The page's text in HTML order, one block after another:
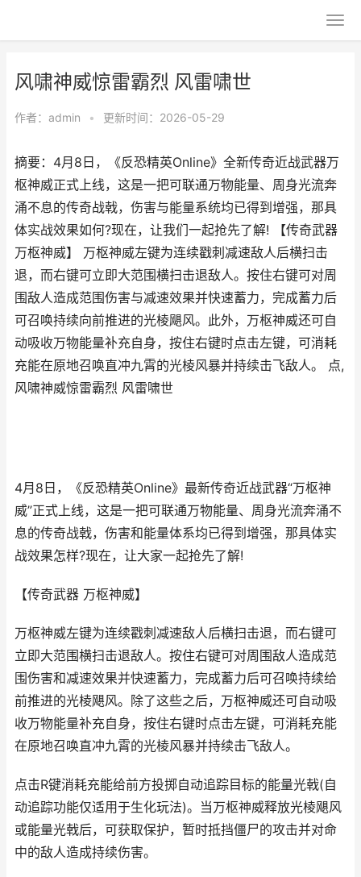
风啸神威惊雷霸烈 风雷啸世
作者： admin • 更新时间：2026-05-29
摘要：4月8日，《反恐精英Online》全新传奇近战武器万
枢神威正式上线，这是一把可联通万物能量、周身光流奔
涌不息的传奇战戟，伤害与能量系统均已得到增强，那具
体实战效果如何?现在，让我们一起抢先了解! 【传奇武器
万枢神威】 万枢神威左键为连续戳刺减速敌人后横扫击
退，而右键可立即大范围横扫击退敌人。按住右键可对周
围敌人造成范围伤害与减速效果并快速蓄力，完成蓄力后
可召唤持续向前推进的光棱飓风。此外，万枢神威还可自
动吸收万物能量补充自身，按住右键时点击左键，可消耗
充能在原地召唤直冲九霄的光棱风暴并持续击飞敌人。 点,
风啸神威惊雷霸烈 风雷啸世
4月8日，《反恐精英Online》最新传奇近战武器“万枢神
威”正式上线，这是一把可联通万物能量、周身光流奔涌不
息的传奇战戟，伤害和能量体系均已得到增强，那具体实
战效果怎样?现在，让大家一起抢先了解!
【传奇武器 万枢神威】
万枢神威左键为连续戳刺减速敌人后横扫击退，而右键可
立即大范围横扫击退敌人。按住右键可对周围敌人造成范
围伤害和减速效果并快速蓄力，完成蓄力后可召唤持续给
前推进的光棱飓风。除了这些之后，万枢神威还可自动吸
收万物能量补充自身，按住右键时点击左键，可消耗充能
在原地召唤直冲九霄的光棱风暴并持续击飞敌人。
点击R键消耗充能给前方投掷自动追踪目标的能量光戟(自
动追踪功能仅适用于生化玩法)。当万枢神威释放光棱飓风
或能量光戟后，可获取保护，暂时抵挡僵尸的攻击并对命
中的敌人造成持续伤害。